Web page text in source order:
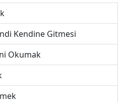
Kendine Gitmesi
Okumak